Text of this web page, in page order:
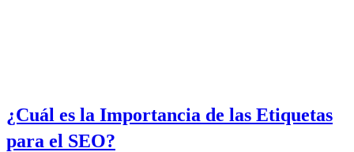
¿Cuál es la Importancia de las Etiquetas
para el SEO?